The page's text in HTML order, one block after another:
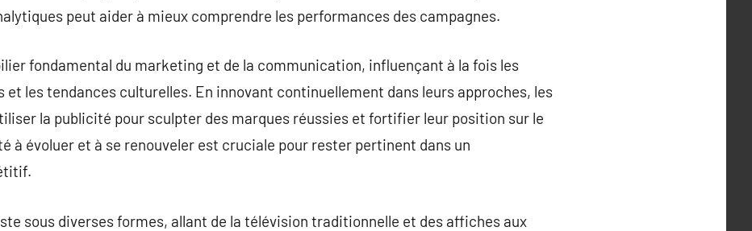
peut aider à mieux comprendre les performances des campagnes.
fondamental du marketing et de la communication, influençant à la fois les
et les tendances culturelles. En innovant continuellement dans leurs approches, les
la publicité pour sculpter des marques réussies et fortifier leur position sur le
à évoluer et à se renouveler est cruciale pour rester pertinent dans un
sous diverses formes, allant de la télévision traditionnelle et des affiches aux